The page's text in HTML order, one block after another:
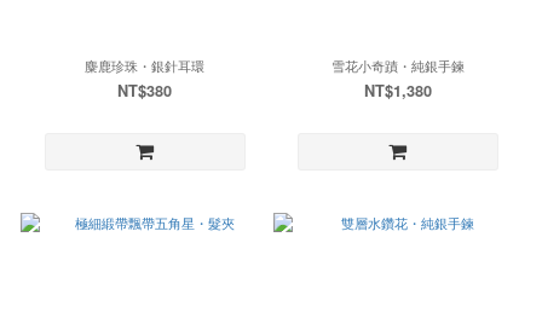
麋鹿珍珠・銀針耳環
NT$380
雪花小奇蹟・純銀手鍊
NT$1,380